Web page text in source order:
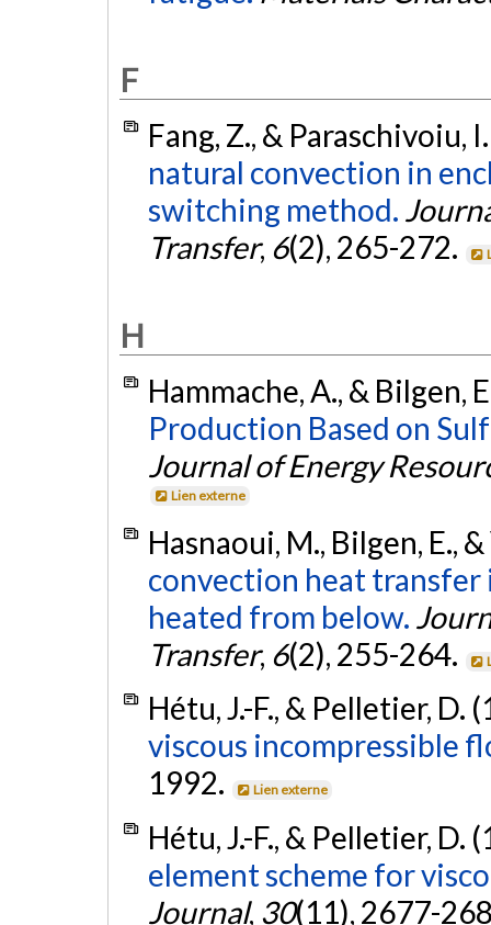
F
Fang, Z., & Paraschivoiu,
natural convection in
switching method.
Transfer, 6(2), 265-272.
H
Hammache, A., & Bilgen,
Production Based on
Journal of Energy
Lien externe
Hasnaoui, M., Bilgen, E.,
convection heat
heated from below.
Transfer, 6(2), 255-264.
Hétu, J.-F., & Pelletier, D.
viscous incompressible
1992.
Lien externe
Hétu, J.-F., & Pelletier, D.
element scheme for
Journal, 30(11), 2677-